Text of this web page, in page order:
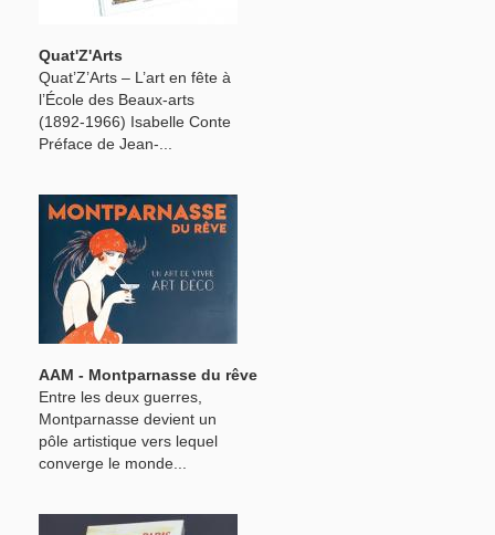
Quat'Z'Arts
Quat’Z’Arts – L’art en fête à
l’École des Beaux-arts
(1892-1966) Isabelle Conte
Préface de Jean-...
AAM - Montparnasse du rêve
Entre les deux guerres,
Montparnasse devient un
pôle artistique vers lequel
converge le monde...